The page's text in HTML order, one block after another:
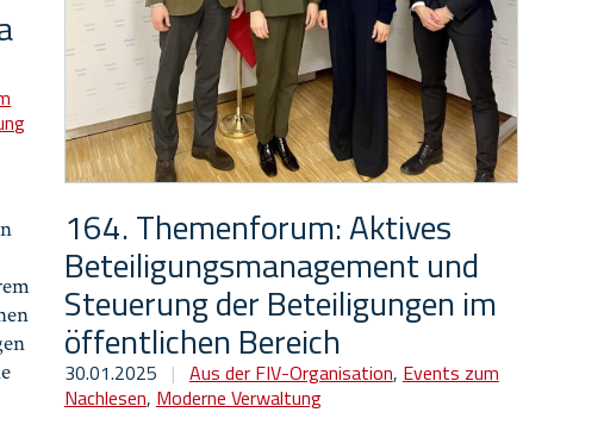
164. Themenforum: Aktives
Beteiligungsmanagement und
Steuerung der Beteiligungen im
öffentlichen Bereich
30.01.2025 | Aus der FIV-Organisation, Events zum
Nachlesen, Moderne Verwaltung